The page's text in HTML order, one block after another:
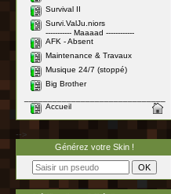
Survival II
Survi.ValJu.niors
----------- Maaaad ------------
AFK - Absent
Maintenance & Travaux
Musique 24/7 (stoppé)
Big Brother
Accueil
-->
Générez votre Skin !